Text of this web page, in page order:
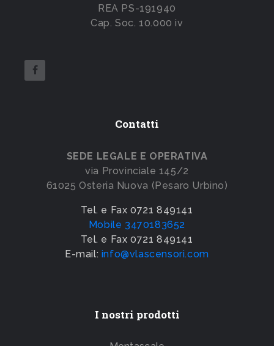
REA PS-191940
Cap. Soc. 10.000 iv
Contatti
SEDE LEGALE E OPERATIVA
via Provinciale 145/2
61025 Osteria Nuova (Pesaro Urbino)
Tel. e Fax 0721 849141
Mobile 3470183652
Tel. e Fax 0721 849141
E-mail: info@vlascensori.com
I nostri prodotti